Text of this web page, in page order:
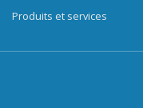
Produits et services